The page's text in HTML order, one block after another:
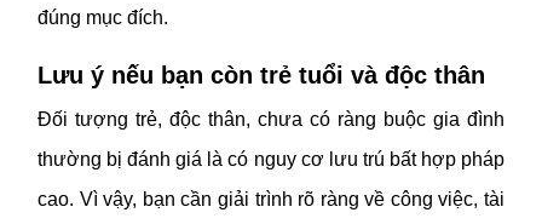
đúng mục đích.
Lưu ý nếu bạn còn trẻ tuổi và độc thân
Đối tượng trẻ, độc thân, chưa có ràng buộc gia đình
thường bị đánh giá là có nguy cơ lưu trú bất hợp pháp
cao. Vì vậy, bạn cần giải trình rõ ràng về công việc, tài